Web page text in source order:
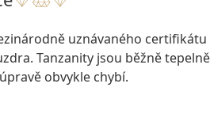
uznávaného certifikátu
Tanzanity jsou běžně
obvykle chybí.